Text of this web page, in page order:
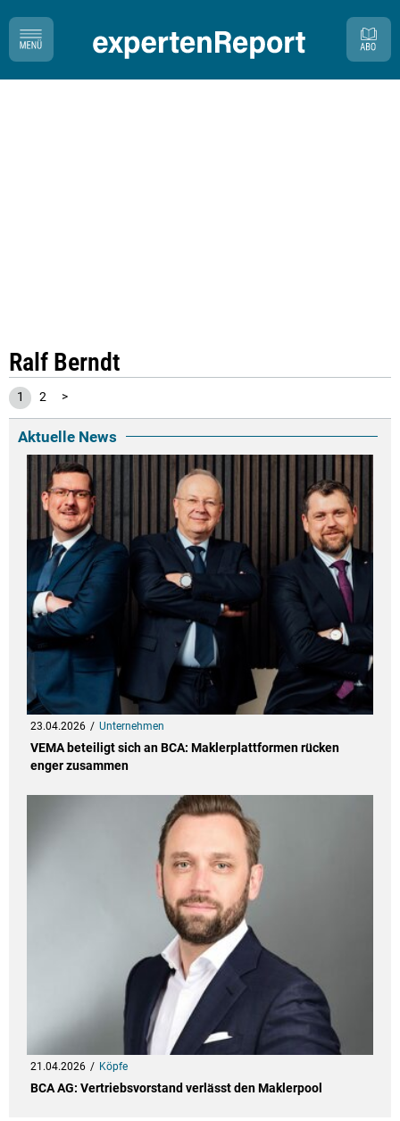
Ralf Berndt
1 2 >
Aktuelle News
23.04.2026 Unternehmen
VEMA beteiligt sich an BCA: Maklerplattformen rücken
enger zusammen
21.04.2026 Köpfe
BCA AG: Vertriebsvorstand verlässt den Maklerpool